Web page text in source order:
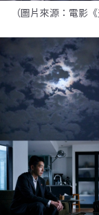
（圖片來源：電影